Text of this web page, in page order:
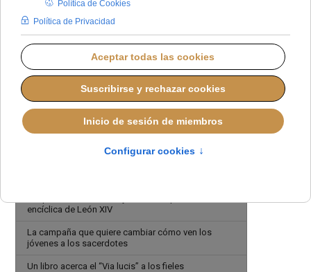
Cien años del Opus Dei sin hallar su lugar en la
Iglesia
periodismo honesto y limpio
51 años del fallecimiento de San Josemaría Escrivá
Publican «Cartas III», el nuevo volumen con textos
de san Josemaría Escrivá
El Prelado del Opus Dei invita a profundizar en la
encíclica de León XIV
La campaña que quiere cambiar cómo ven los
jóvenes a los sacerdotes
Un libro acerca el “Via lucis” a los fieles